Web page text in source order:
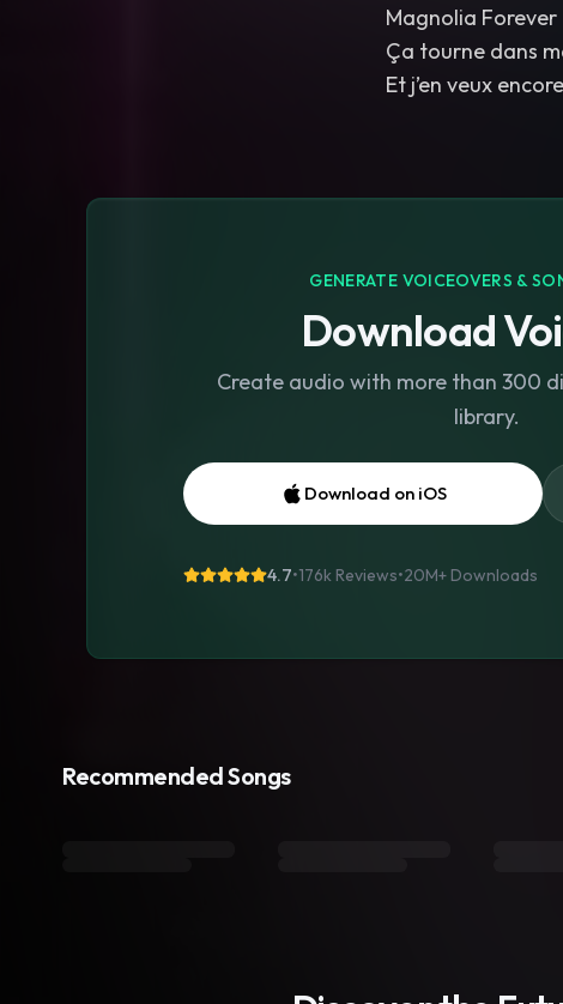
Magnolia Forever
Ça tourne dans
Et j’en veux encore
GENERATE VOICEOVERS &
Download
Create audio with more than 300
library.
Download on iOS
4.7•176k Reviews•20M+ Downloads
Recommended Songs